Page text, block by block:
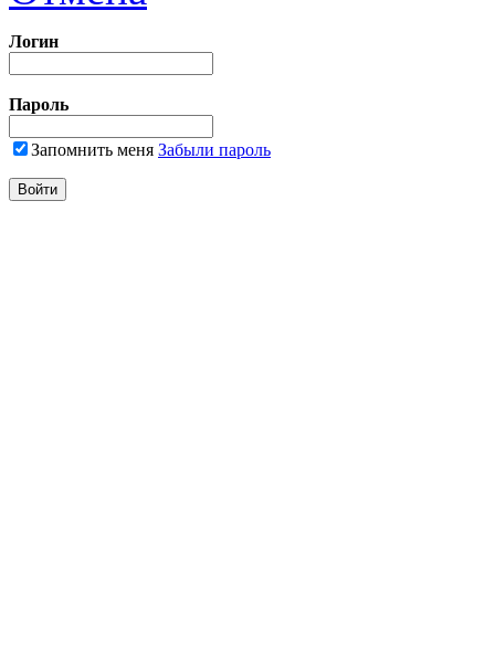
Логин
Пароль
Запомнить меня Забыли пароль